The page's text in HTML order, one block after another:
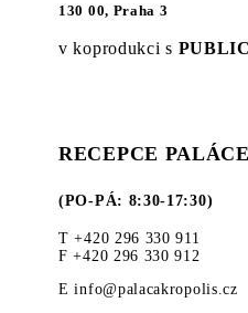
130 00, Praha 3
v koprodukci s
RECEPCE
(PO-PÁ: 8:30-17:30)
T +420 296 330 911
F +420 296 330 912
E info@palacakropolis.cz